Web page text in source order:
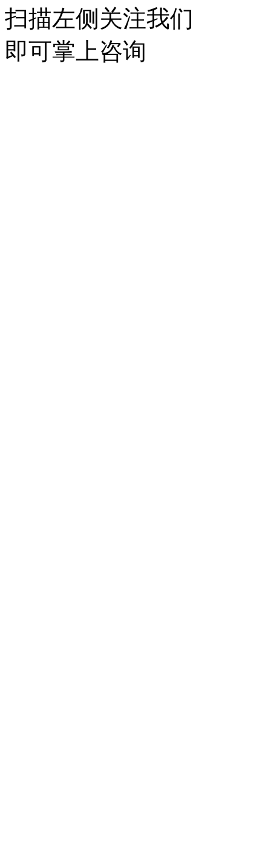
扫描左侧关注我们
即可掌上咨询